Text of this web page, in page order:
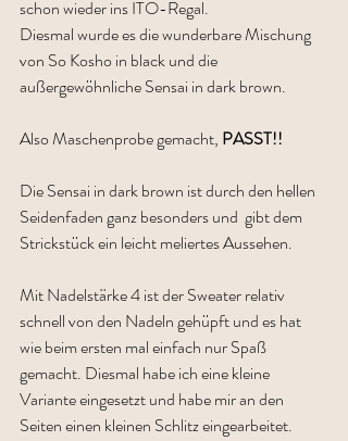
schon wieder ins ITO-Regal.
Diesmal wurde es die wunderbare Mischung
von So Kosho in black und die
außergewöhnliche Sensai in dark brown.
Also Maschenprobe gemacht, PASST!!
Die Sensai in dark brown ist durch den hellen
Seidenfaden ganz besonders und  gibt dem
Strickstück ein leicht meliertes Aussehen.
Mit Nadelstärke 4 ist der Sweater relativ
schnell von den Nadeln gehüpft und es hat
wie beim ersten mal einfach nur Spaß
gemacht. Diesmal habe ich eine kleine
Variante eingesetzt und habe mir an den
Seiten einen kleinen Schlitz eingearbeitet.